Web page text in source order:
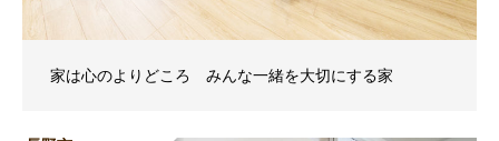
家は心のよりどころ みんな一緒を大切にする家